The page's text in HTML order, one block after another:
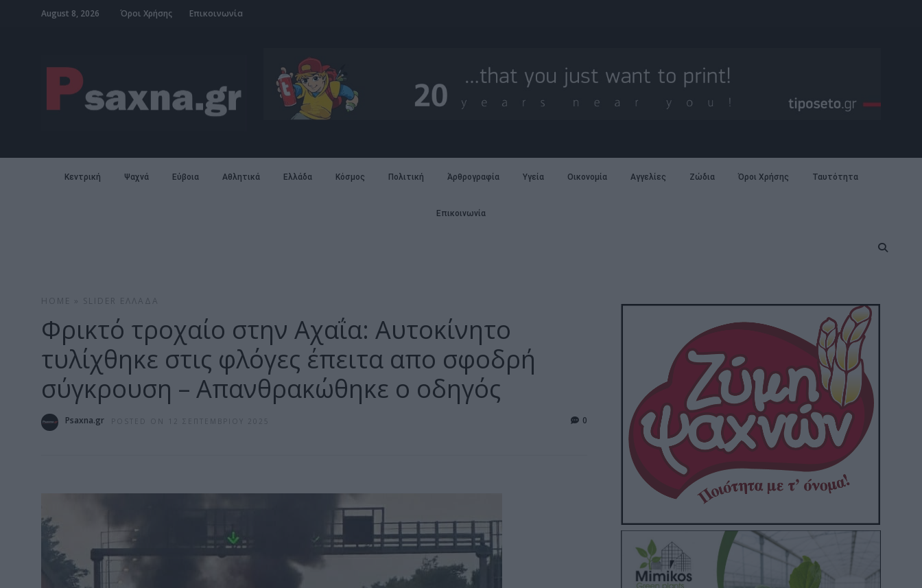
August 8, 2026 Όροι Χρήσης Επικοινωνία
Κεντρική Ψαχνά Εύβοια Αθλητικά Ελλάδα Κόσμος Πολιτική Άρθρογραφία Υγεία Οικονομία Αγγελίες Ζώδια Όροι Χρήσης Ταυτότητα
Επικοινωνία
HOME SLIDER ΕΛΛΆΔΑ
Φρικτό τροχαίο στην Αχαΐα: Αυτοκίνητο
τυλίχθηκε στις φλόγες έπειτα απο σφοδρή
σύγκρουση – Απανθρακώθηκε ο οδηγός
Psaxna.gr POSTED ON 12 ΣΕΠΤΕΜΒΡΊΟΥ 2025 0